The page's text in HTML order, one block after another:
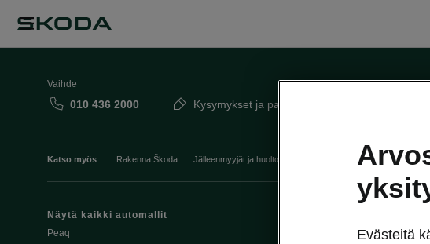
Vaihde
010 436 2000 Kysymykset ja palaute
Katso myös Rakenna Škoda Jälleenmyyjät ja huolto Heti vapaat Škoda-mallit
Näytä kaikki automallit
Peaq
Osta Škoda verkossaEvästeitä